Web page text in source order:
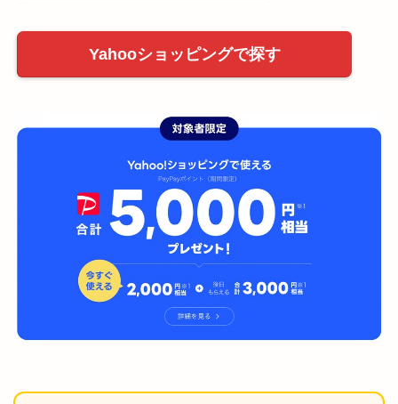
Yahooショッピングで探す